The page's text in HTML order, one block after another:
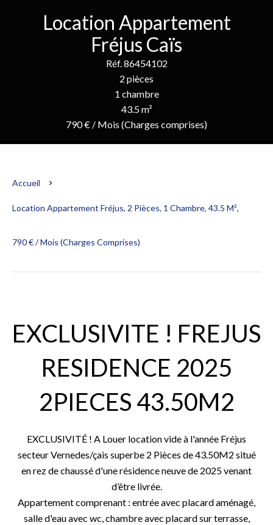
Location Appartement
Fréjus Caïs
Réf. 86454102
2 pièces
1 chambre
43.5 m²
790 € / Mois (Charges comprises)
Accueil
Location Appartement Fréjus, 2 Pièces, 1 Chambre, 43.5 M²,
790 € / Mois (Charges Comprises)
EXCLUSIVITE ! FREJUS
RESIDENCE 2025
2PIECES 43.50M2
EXCLUSIVITÉ ! A Louer location vide à l'année Fréjus
secteur Vernedes/çais superbe 2 Pièces de 43.50M2 situé
en rez de chaussé d'une résidence neuve de 2025 venant
d’être livrée.
Appartement comprenant : entrée avec placard aménagé,
salle d'eau avec wc, chambre avec placard sur terrasse,